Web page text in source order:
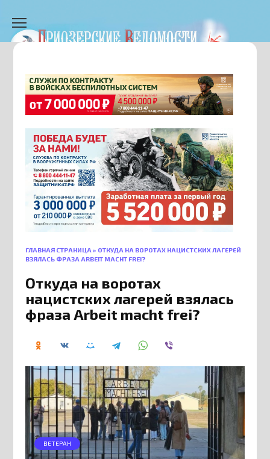
содержанию
ГЛАВНАЯ СТРАНИЦА » ОТКУДА НА ВОРОТАХ НАЦИСТСКИХ ЛАГЕРЕЙ
ВЗЯЛАСЬ ФРАЗА ARBEIT MACHT FREI?
Откуда на воротах
нацистских лагерей взялась
фраза Arbeit macht frei?
ВЕТЕРАН